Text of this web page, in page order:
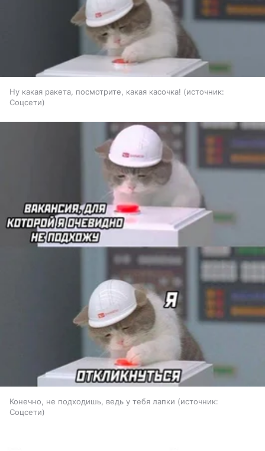
Ну какая ракета, посмотрите, какая касочка!
источник:
Соцсети
Конечно, не подходишь, ведь у тебя лапки
источник:
Соцсети